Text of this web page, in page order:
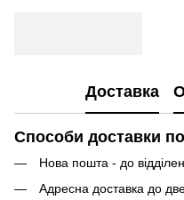
Доставка
Способи доставки по
Нова пошта - до
Адресна доставка до